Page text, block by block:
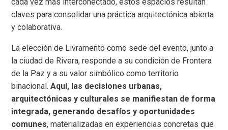
cada vez más interconectado, estos espacios resultan
claves para consolidar una práctica arquitectónica abierta
y colaborativa.
La elección de Livramento como sede del evento, junto a
la ciudad de Rivera, responde a su condición de Frontera
de la Paz y a su valor simbólico como territorio
binacional.Aquí, las decisiones urbanas,
arquitectónicas y culturales se manifiestan de forma
integrada, generando desafíos y oportunidades
comunes, materializadas en experiencias concretas que